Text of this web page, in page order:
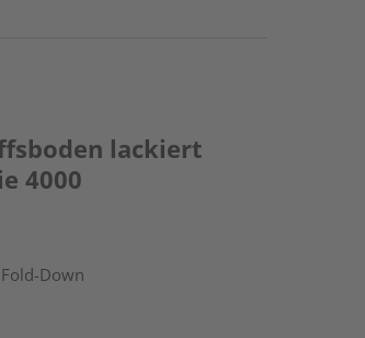
lackiert
4000
Down